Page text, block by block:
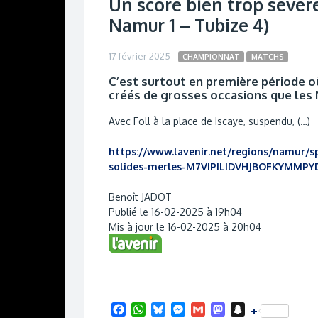
Un score bien trop
Namur 1 – Tubize 4)
17 février 2025 CHAMPIONNAT MATCHS
C’est surtout en première période
créés de grosses occasions que
Avec Foll à la place de Iscaye, suspendu, (…)
https://www.lavenir.net/regions/namur/
solides-merles-
Benoît JADOT
Publié le 16-02-2025 à 19h04
Mis à jour le 16-02-2025 à 20h04
W
M
G
M
S+